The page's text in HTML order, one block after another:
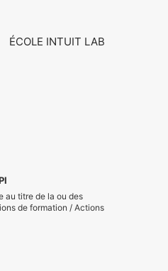
ÉCOLE INTUIT LAB